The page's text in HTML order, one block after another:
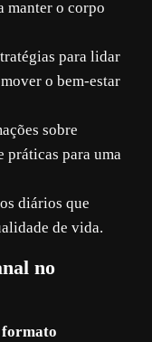
manter o corpo
para lidar
o bem-estar
sobre
práticas para uma
diários que
de vida.
no
formato